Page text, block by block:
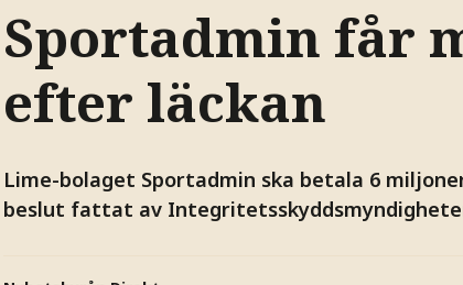
Sportadmin får
efter läckan
Lime-bolaget Sportadmin ska betala 6
beslut fattat av